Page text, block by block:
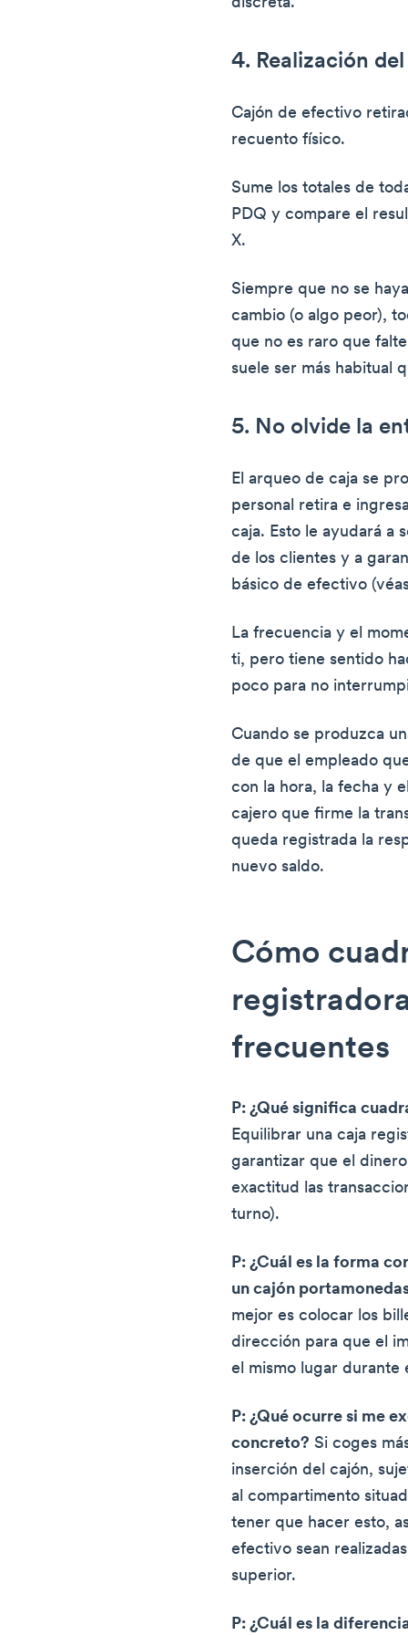
4. Realización
Cajón de efectivo
recuento físico.
Sume los totales de
PDQ y compare el
X.
Siempre que no se
cambio (o algo peor),
que no es raro que
suele ser más habitual
5. No olvide la
El arqueo de caja se
personal retira e
caja. Esto le ayudará a
de los clientes y a
básico de efectivo
La frecuencia y el
ti, pero tiene sentido
poco para no
Cuando se produzca
de que el empleado
con la hora, la fecha y
cajero que firme la
queda registrada la
nuevo saldo.
Cómo
frecuentes
P: ¿Qué significa
Equilibrar una caja
garantizar que el
exactitud las
turno).
P: ¿Cuál es la forma
un cajón
mejor es colocar los
dirección para que el
el mismo lugar durante
P: ¿Qué ocurre si me
concreto? Si coges
inserción del cajón,
al compartimento
tener que hacer esto,
efectivo sean
superior.
P: ¿Cuál es la